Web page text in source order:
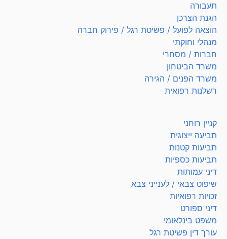
תעבורה
הגנת הצרכן
הוצאה לפועל / פשיטת רגל / פירוק חברה
מנהלי וחוקתי
חברות / מסחרי
משרד הביטחון
משרד הפנים / הגירה
רשלנות רפואית
קניין רוחני
תביעה ייצוגית
תביעות קטנות
תביעות כספיות
דיני עמותות
שיפוט צבאי / לענייני צבא
זכויות רפואיות
דיני ספורט
משפט בינלאומי
עורך דין פשיטת רגל